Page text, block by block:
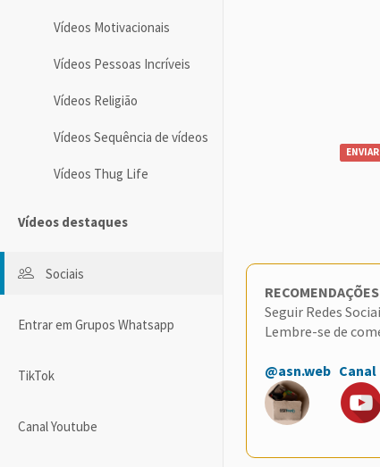
Vídeos Motivacionais
Vídeos Pessoas Incríveis
Vídeos Religião
Vídeos Sequência de vídeos
Vídeos Thug Life
Vídeos destaques
Sociais
Entrar em Grupos Whatsapp
TikTok
Canal Youtube
RECOMENDAÇÕES
Seguir Redes
Lembre-se de
@asn.web Canal